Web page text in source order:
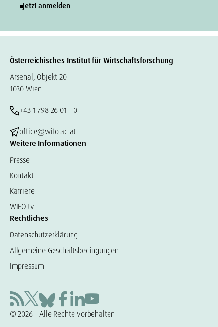
Jetzt anmelden
Österreichisches Institut für Wirtschaftsforschung
Arsenal, Objekt 20
1030 Wien
+43 1 798 26 01 – 0
office@wifo.ac.at
Weitere Informationen
Presse
Kontakt
Karriere
WIFO.tv
Rechtliches
Datenschutzerklärung
Allgemeine Geschäftsbedingungen
Impressum
© 2026 – Alle Rechte vorbehalten